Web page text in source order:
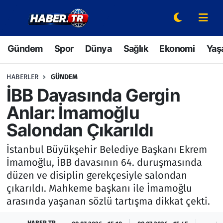
Gündem Spor Dünya Sağlık Ekonomi
HABERLER GÜNDEM
İBB Davasında Gergin
Anlar: İmamoğlu
Salondan Çıkarıldı
İstanbul Büyükşehir Belediye Başkanı Ekrem
İmamoğlu, İBB davasının 64. duruşmasında
düzen ve disiplin gerekçesiyle salondan
çıkarıldı. Mahkeme başkanı ile İmamoğlu
arasında yaşanan sözlü tartışma dikkat çekti.
Gündem
Spor
Dünya
Sağlık
Ekonomi
Yaşam
Hava Durumu
Hava Durumu
Trafik Durumu
Süper Lig Puan Durumu ve Fikstür
Tüm Manşetler
Son Dakika Haberleri
Haber Arşivi